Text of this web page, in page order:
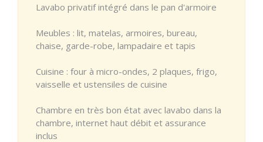
Lavabo privatif intégré dans le pan d'armoire
Meubles : lit, matelas, armoires, bureau,
chaise, garde-robe, lampadaire et tapis
Cuisine : four à micro-ondes, 2 plaques, frigo,
vaisselle et ustensiles de cuisine
Chambre en très bon état avec lavabo dans la
chambre, internet haut débit et assurance
inclus